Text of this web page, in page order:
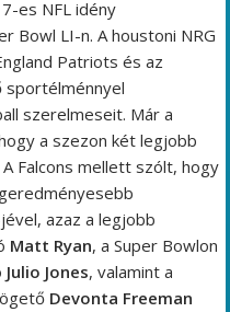
es NFL idény
Bowl LI-n. A houstoni NRG
Patriots és az
sportélménnyel
szerelmeseit. Már a
a szezon két legjobb
Falcons mellett szólt, hogy
azaz a legjobb
Matt Ryan, a Super Bowlon
Julio Jones, valamint a
Devonta Freeman